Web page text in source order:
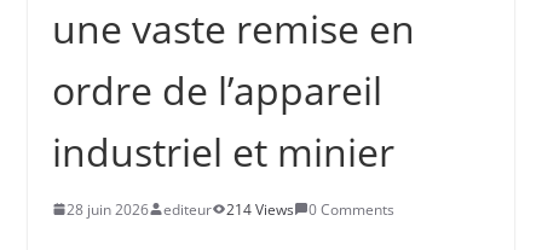
une vaste remise en
ordre de l’appareil
industriel et minier
28 juin 2026 editeur 214 Views 0 Comments